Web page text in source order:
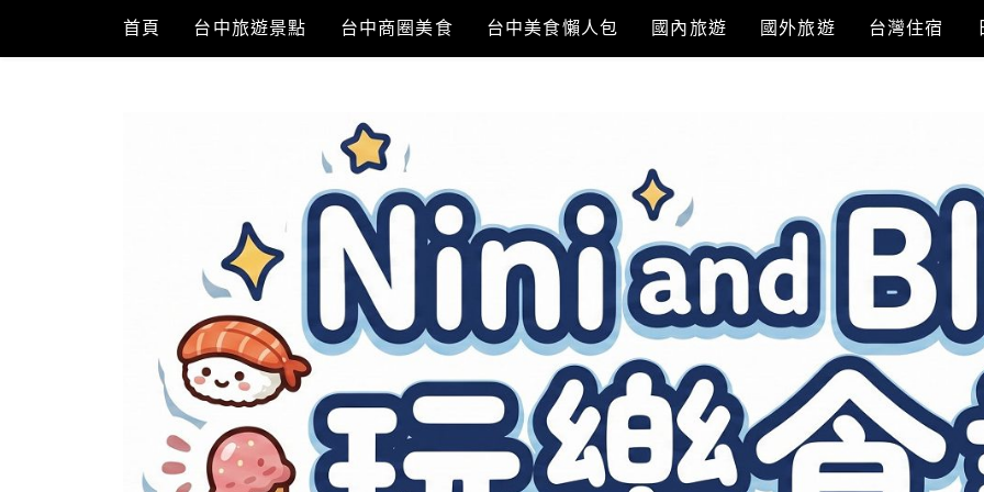
content
首頁 台中旅遊景點 台中商圈美食 台中美食懶人包 國內旅遊 國外旅遊 台灣住宿